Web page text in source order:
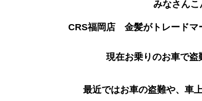
みなさんこ
CRS福岡店 金髪がトレードマ
現在お乗りのお車で盗
最近ではお車の盗難や、車